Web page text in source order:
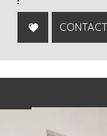
CONTACT